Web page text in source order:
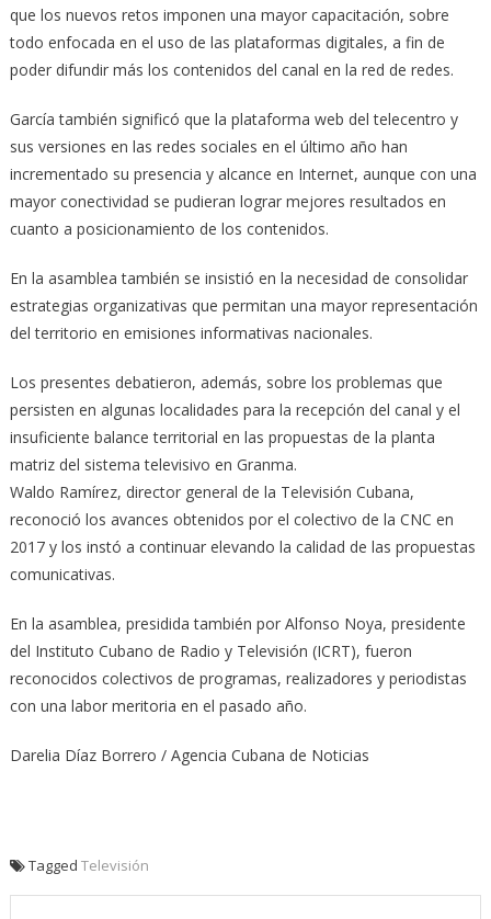
que los nuevos retos imponen una mayor capacitación, sobre
todo enfocada en el uso de las plataformas digitales, a fin de
poder difundir más los contenidos del canal en la red de redes.
García también significó que la plataforma web del telecentro y
sus versiones en las redes sociales en el último año han
incrementado su presencia y alcance en Internet, aunque con una
mayor conectividad se pudieran lograr mejores resultados en
cuanto a posicionamiento de los contenidos.
En la asamblea también se insistió en la necesidad de consolidar
estrategias organizativas que permitan una mayor representación
del territorio en emisiones informativas nacionales.
Los presentes debatieron, además, sobre los problemas que
persisten en algunas localidades para la recepción del canal y el
insuficiente balance territorial en las propuestas de la planta
matriz del sistema televisivo en Granma.
Waldo Ramírez, director general de la Televisión Cubana,
reconoció los avances obtenidos por el colectivo de la CNC en
2017 y los instó a continuar elevando la calidad de las propuestas
comunicativas.
En la asamblea, presidida también por Alfonso Noya, presidente
del Instituto Cubano de Radio y Televisión (ICRT), fueron
reconocidos colectivos de programas, realizadores y periodistas
con una labor meritoria en el pasado año.
Darelia Díaz Borrero / Agencia Cubana de Noticias
Tagged Televisión